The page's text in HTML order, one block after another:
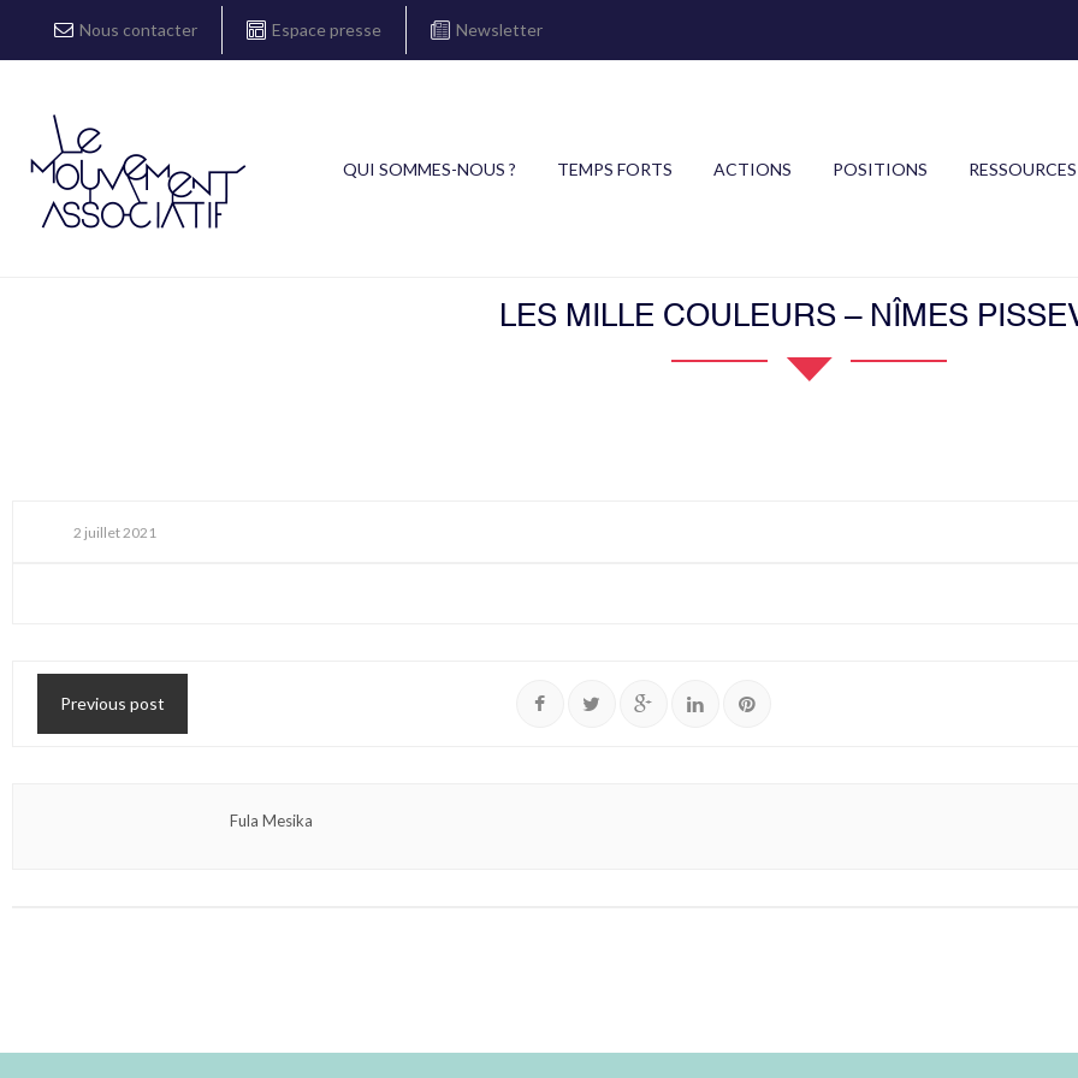
Nous contacter Espace presse Newsletter
QUI SOMMES-NOUS ? TEMPS FORTS ACTIONS POSITIONS RESSOURCES
LES MILLE COULEURS – NÎMES
2 juillet 2021
Previous post
Fula Mesika